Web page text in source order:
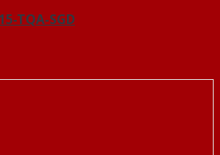
TQA-SGD